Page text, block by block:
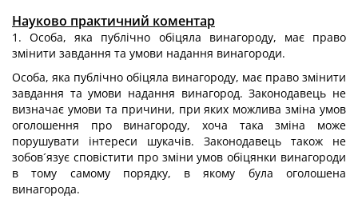
Науково практичний коментар
1. Особа, яка публічно обіцяла винагороду, має право
змінити завдання та умови надання винагороди.
Особа, яка публічно обіцяла винагороду, має право змінити
завдання та умови надання винагород. Законодавець не
визначає умови та причини, при яких можлива зміна умов
оголошення про винагороду, хоча така зміна може
порушувати інтереси шукачів. Законодавець також не
зобов´язує сповістити про зміни умов обіцянки винагороди
в тому самому порядку, в якому була оголошена
винагорода.